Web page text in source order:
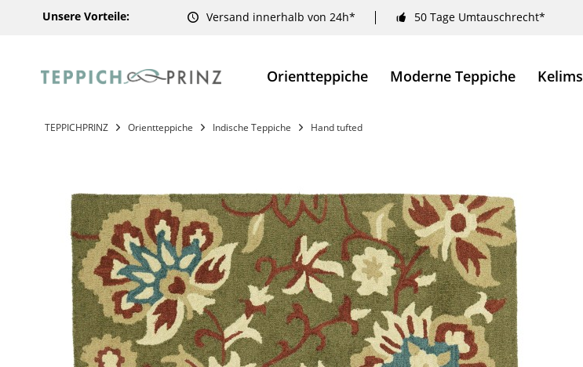
Unsere Vorteile: Versand innerhalb von 24h* 50 Tage Umtauschrecht*
Orientteppiche Moderne Teppiche Kelims
TEPPICHPRINZ Orientteppiche Indische Teppiche Hand tufted